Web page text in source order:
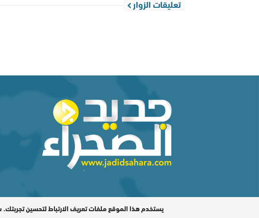
تعليقات الزوار
المدير المسؤول : اشكيريد مصطفى / جميع الحقوق محفوظة © 2026
يستخدم هذا الموقع ملفات تعريف الارتباط لتحسين